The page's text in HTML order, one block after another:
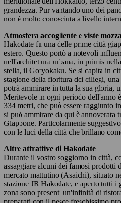
grandezza. Pur vantando uno dei
non è molto conosciuta a livello
Atmosfera accogliente e viste
Hakodate fu una delle prime città
estero. Questo portò a notevoli
nell'architettura urbana, in primis
stella, il Goryokaku. Se si capita in
stagione della fioritura dei ciliegi,
potrà ammirare in tutta la sua gloria,
Meritevole in ogni periodo dell'anno
334 metri, che può essere raggiunto
si può ammirare da qui è annoverata
Giappone. Particolarmente
con le luci della città che brillano
Altre attrattive di Hakodate
Durante il vostro soggiorno in città,
assaggiare alcuni dei famosi prodotti
mercato mattutino (Asaichi), situato
stazione JR Hakodate, e aperto tutti
zona sono presenti un'infinità di
preparati con il pesce freschissimo